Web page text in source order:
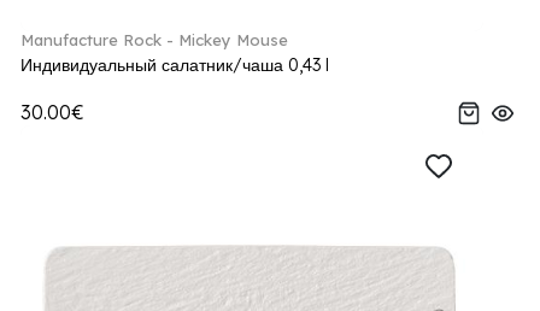
Manufacture Rock - Mickey Mouse
Индивидуальный салатник/чаша 0,43 l
30.00€